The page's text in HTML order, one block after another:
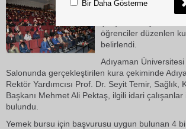
Adıyaman
çalışacak ve yemek
öğrenciler düzenlen
belirlendi.
Adıyaman
Salonunda gerçekleştirilen kura çekiminde
Rektör Yardımcısı Prof. Dr. Seyit Temir,
Başkanı Mehmet Ali Pektaş, ilgili idari
bulundu.
Yemek bursu için başvurusu uygun bulunan 4
Bir Daha Gösterme